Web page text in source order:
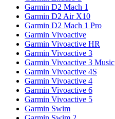
Garmin D2 Mach 1
Garmin D2 Air X10
Garmin D2 Mach 1 Pro
Garmin Vivoactive
Garmin Vivoactive HR
Garmin Vivoactive 3
Garmin Vivoactive 3 Music
Garmin Vivoactive 4S
Garmin Vivoactive 4
Garmin Vivoactive 6
Garmin Vivoactive 5
Garmin Swim